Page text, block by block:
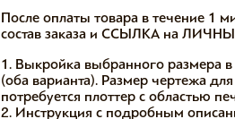
После оплаты товара в течение
состав заказа и ССЫЛКА на
1. Выкройка выбранного размера
(оба варианта). Размер чертежа
потребуется плоттер с областью
2. Инструкция с подробным